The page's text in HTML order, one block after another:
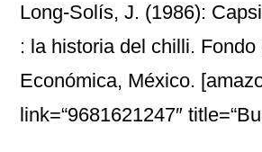
Long-Solís, J. (1986):
: la historia del chilli.
Económica, México.
link=“9681621247″